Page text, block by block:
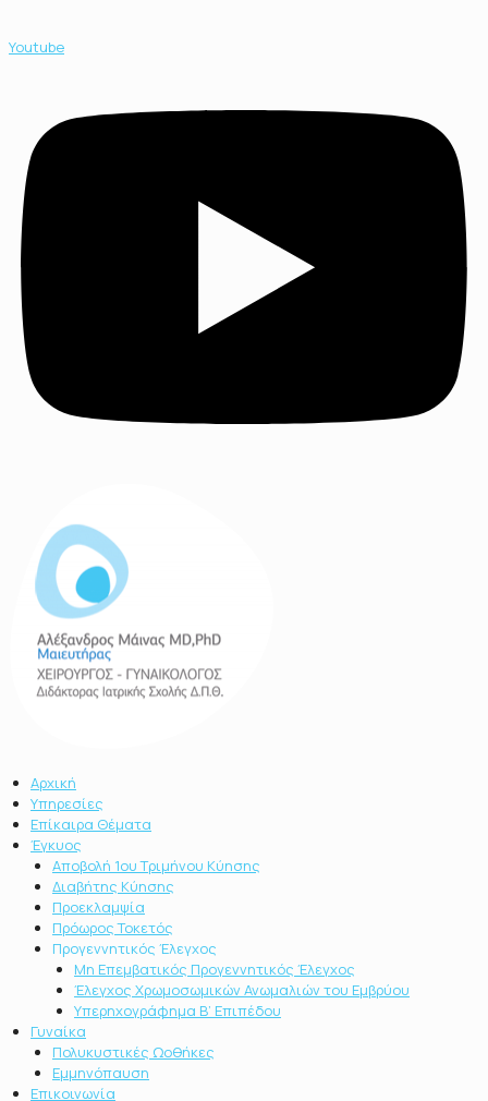
Youtube
Αρχική
Υπηρεσίες
Επίκαιρα Θέματα
Έγκυος
Αποβολή 1ου Τριμήνου Κύησης
Διαβήτης Κύησης
Προεκλαμψία
Πρόωρος Τοκετός
Προγεννητικός Έλεγχος
Μη Επεμβατικός Προγεννητικός Έλεγχος
Έλεγχος Χρωμοσωμικών Ανωμαλιών του Εμβρύου
Υπερηχογράφημα Β’ Επιπέδου
Γυναίκα
Πολυκυστικές Ωοθήκες
Εμμηνόπαυση
Επικοινωνία